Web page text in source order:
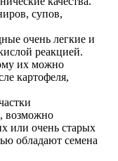
супов,
очень легкие и
реакцией.
их можно
картофеля,
возможно
или очень старых
обладают семена